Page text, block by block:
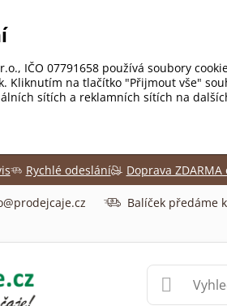
Rychlé odeslání Doprava ZDARMA
Balíček předáme
IČO 07791658 používá soubory
Kliknutím na tlačítko "Přijmout vše"
sítích a reklamních sítích na